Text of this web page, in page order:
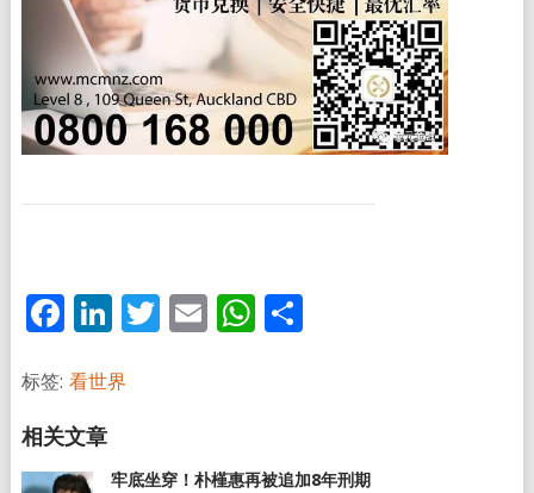
Facebook
LinkedIn
Twitter
EmailWhatsApp
分
标签: 看世界
牢底坐穿！朴槿惠再被追加8年刑期